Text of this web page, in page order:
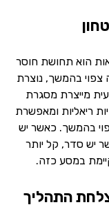
הוא תחושת חוסר
בהמשך, נוצרת
מייצרת מסגרת
ריאליות ומאפשרת
בהמשך. כאשר יש
יש סדר, קל יותר
במסע כזה.
התהליך